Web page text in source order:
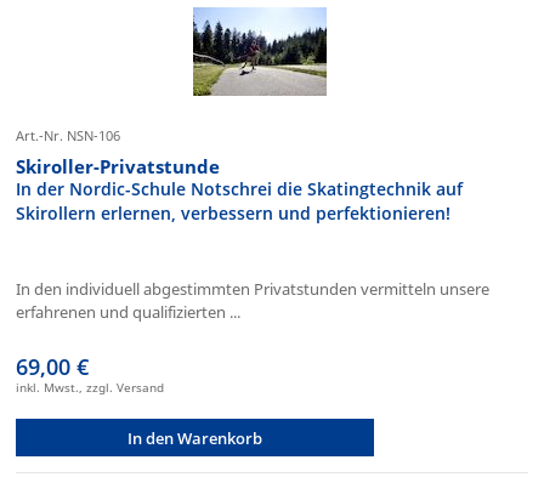
Art.-Nr. NSN-106
Skiroller-Privatstunde
In der Nordic-Schule Notschrei die Skatingtechnik auf
Skirollern erlernen, verbessern und perfektionieren!
In den individuell abgestimmten Privatstunden vermitteln unsere
erfahrenen und qualifizierten ...
69,00 €
inkl. Mwst., zzgl. Versand
In den Warenkorb